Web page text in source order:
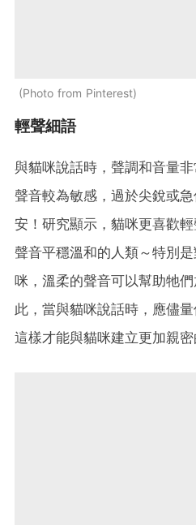
Photo from Pinterest
輕聲細語
與貓咪說話時，聲調和音量
聲音較為敏感，過於尖銳或
安！研究顯示，貓咪更喜歡
聲音平穩溫和的人類～特別
咪，溫柔的聲音可以幫助牠
此，當與貓咪說話時，應儘
這樣才能與貓咪建立更加親密